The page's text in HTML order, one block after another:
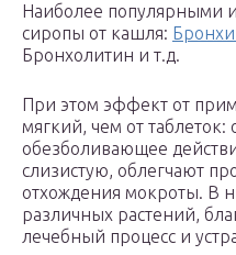
Наиболее популярными
сиропы от кашля:
Бронхолитин и т.д.
При этом эффект от
мягкий, чем от
обезболивающее
слизистую, облегчают
отхождения мокроты. В
различных растений,
лечебный процесс и